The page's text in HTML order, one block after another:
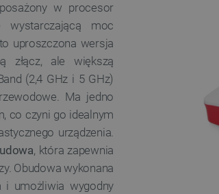
w procesor
moc
uproszczona wersja
złącz, ale większą
(2,4 GHz i 5 GHz)
Ma jedno
co czyni go idealnym
urządzenia.
, która zapewnia
Obudowa wykonana
i umożliwia wygodny